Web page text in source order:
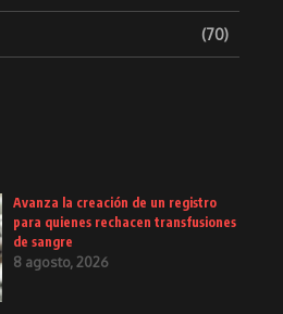
(70)
Avanza la creación de un registro
para quienes rechacen transfusiones
de sangre
8 agosto, 2026